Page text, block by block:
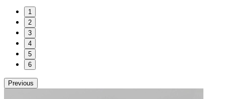
1
2
3
4
5
6
Previous